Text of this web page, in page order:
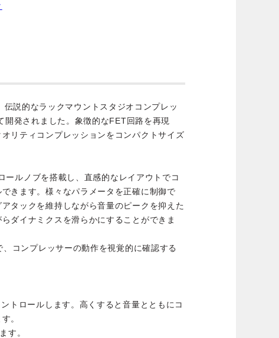
説的なラックマウントスタジオコンプレッ
開発されました。象徴的なFET回路を再現
リティコンプレッションをコンパクトサイズ
ールノブを搭載し、直感的なレイアウトでコ
きます。様々なパラメータを正確に制御で
タックを維持しながら音量のピークを抑えた
ダイナミクスを滑らかにすることができま
コンプレッサーの動作を視覚的に確認する
トロールします。高くすると音量とともにコ
。
す。